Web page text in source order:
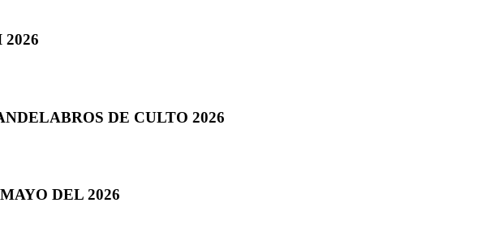
2026
DE CULTO 2026
DEL 2026